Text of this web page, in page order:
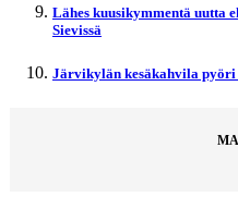
Lähes kuusikymmentä uutta
Sievissä
Järvikylän kesäkahvila